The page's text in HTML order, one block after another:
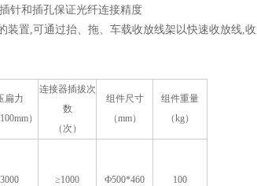
和插孔保证光纤连接精度
,可通过抬、拖、车载收放线架以快速收放线,收
扁力
）
连接器插拔次
数
（次）
组件尺寸
（mm）
组件重量
（kg）
3000 ≥1000 Ф500*460 100